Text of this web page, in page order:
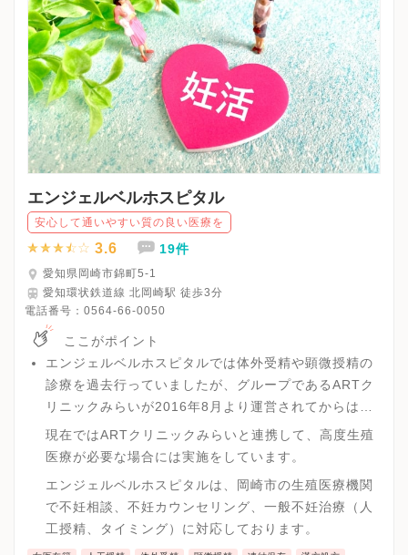
エンジェルベルホスピタル
安心して通いやすい質の良い医療を
3.6 19件
愛知県岡崎市錦町5-1
愛知環状鉄道線 北岡崎駅 徒歩3分
電話番号： 0564-66-0050
ここがポイント
エンジェルベルホスピタルでは体外受精や顕微授精の
診療を過去行っていましたが、グループであるARTク
リニックみらいが2016年8月より運営されてからは高
度生殖医療はARTクリニックみらいに機能を移しまし
た。
現在ではARTクリニックみらいと連携して、高度生殖
医療が必要な場合には実施をしています。
エンジェルベルホスピタルは、岡崎市の生殖医療機関
で不妊相談、不妊カウンセリング、一般不妊治療（人
工授精、タイミング）に対応しております。